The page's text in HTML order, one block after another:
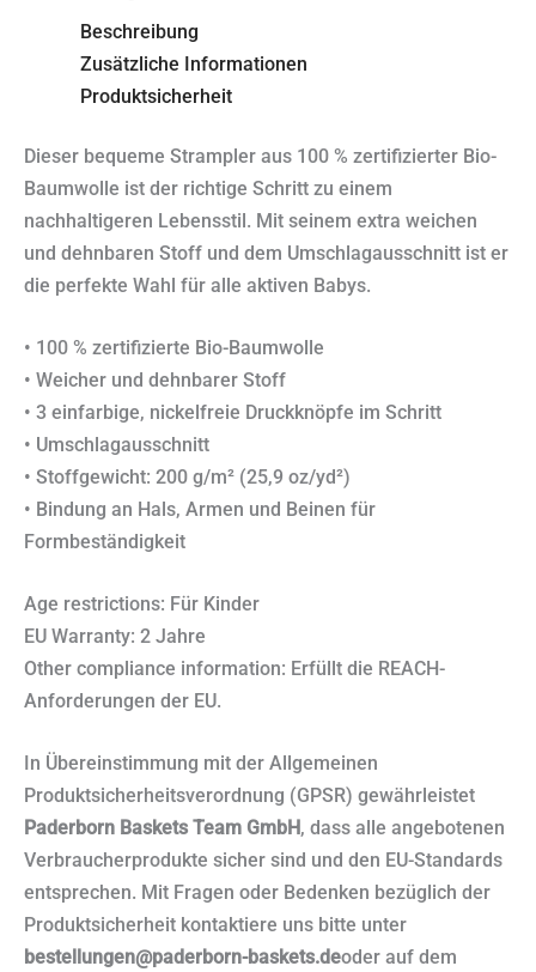
Beschreibung
Zusätzliche Informationen
Produktsicherheit
Dieser bequeme Strampler aus 100 % zertifizierter Bio-
Baumwolle ist der richtige Schritt zu einem
nachhaltigeren Lebensstil. Mit seinem extra weichen
und dehnbaren Stoff und dem Umschlagausschnitt ist er
die perfekte Wahl für alle aktiven Babys.
• 100 % zertifizierte Bio-Baumwolle
• Weicher und dehnbarer Stoff
• 3 einfarbige, nickelfreie Druckknöpfe im Schritt
• Umschlagausschnitt
• Stoffgewicht: 200 g/m² (25,9 oz/yd²)
• Bindung an Hals, Armen und Beinen für
Formbeständigkeit
Age restrictions: Für Kinder
EU Warranty: 2 Jahre
Other compliance information: Erfüllt die REACH-
Anforderungen der EU.
In Übereinstimmung mit der Allgemeinen
Produktsicherheitsverordnung (GPSR) gewährleistet
Paderborn Baskets Team GmbH, dass alle angebotenen
Verbraucherprodukte sicher sind und den EU-Standards
entsprechen. Mit Fragen oder Bedenken bezüglich der
Produktsicherheit kontaktiere uns bitte unter
bestellungen@paderborn-baskets.deoder auf dem